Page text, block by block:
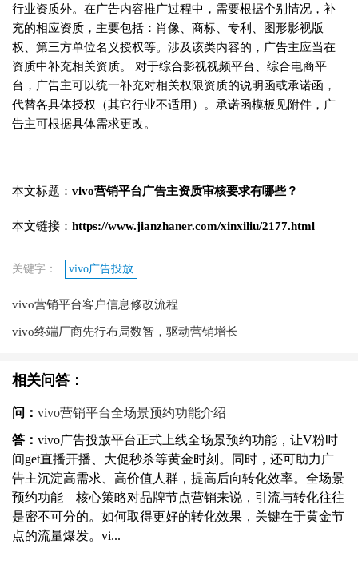
行业资质外。在广告内容推广过程中，需要根据个别情况，补
充的相应资质，主要包括：肖像、商标、专利、图形影视版
权、第三方单位名义授权等。涉及该类内容的，广告主应当在
资质中补充相关资质。 对于综合影视视频平台、综合电商平
台，广告主可以统一补充对相关权限资质的说明函或承诺函，
代替各具体授权（其它行业不适用）。承诺函模板见附件，广
告主可根据具体需求更改。
本文标题： vivo营销平台广告主资质审核要求有哪些？
本文链接： https://www.jianzhaner.com/xinxiliu/2177.html
关键字： vivo广告投放‍
vivo营销平台客户信息修改流程
vivo终端厂商先行布局数智，驱动营销增长
相关问答：
问： vivo营销平台全场景预约功能介绍
答： vivo广告投放平台正式上线全场景预约功能，让V粉时
间get直播开播、大促秒杀等黄金时刻。同时，还可助力广
告主沉淀高需求、高价值人群，提高后向转化效率。全场景
预约功能—核心策略对品牌节点营销来说，引流与转化往往
是密不可分的。如何取得更好的转化效果，关键在于黄金节
点的流量爆发。vi...